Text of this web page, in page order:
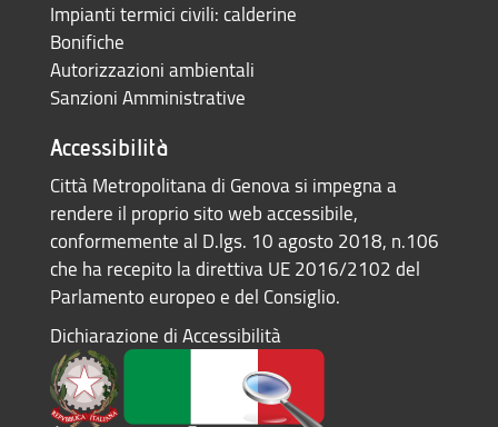
Impianti termici civili: calderine
Bonifiche
Autorizzazioni ambientali
Sanzioni Amministrative
Accessibilità
Città Metropolitana di Genova si impegna a
rendere il proprio sito web accessibile,
conformemente al D.lgs. 10 agosto 2018, n.106
che ha recepito la direttiva UE 2016/2102 del
Parlamento europeo e del Consiglio.
Dichiarazione di Accessibilità